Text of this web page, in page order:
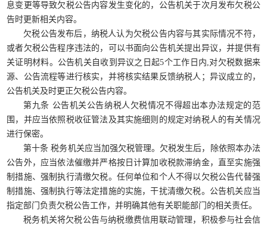
息变更等导致欠税公告内容发生变化的，公告机关于次月发布欠税公
告时更新相关内容。
欠税公告发布后，纳税人认为欠税公告内容与其实际情况不符，
或者欠税公告程序违法的，可以书面向公告机关提出异议，并提供有
关证明材料。公告机关自收到异议之日起5个工作日内,对欠税数据来
源、公告流程等进行核实，并将核实结果反馈纳税人；异议成立的，
公告机关及时更正欠税公告内容。
第九条 公告机关公告纳税人欠税情况不得超出本办法规定的范
围，并应当依照税收征管法及其实施细则的规定对纳税人的有关情况
进行保密。
第十条 税务机关应当加强欠税管理。欠税发生后，除依照本办法
公告外，应当依法催缴并严格按日计算加收税款滞纳金，直至实施强
制措施、强制执行清缴欠税。任何单位和个人不得以欠税公告代替强
制措施、强制执行等法定措施的实施，干扰清缴欠税。公告机关应当
指定部门负责欠税公告工作，并明确其他有关职能部门的相关责任。
税务机关将欠税公告与纳税缴费信用联动管理，积极参与社会信